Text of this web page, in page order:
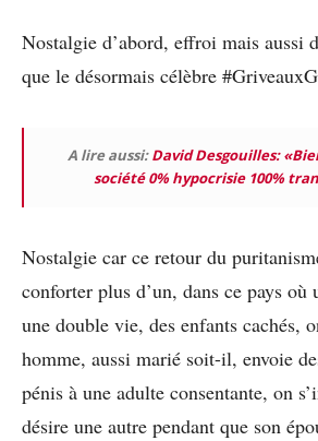
Nostalgie d’abord, effroi mais aussi
que le désormais célèbre
A lire aussi:David Desgouilles:
société 0% hypocrisie 100%
Nostalgie car ce retour du
conforter plus d’un, dans ce pays où
une double vie, des enfants cachés,
homme, aussi marié soit-il, envoie
pénis à une adulte consentante, on
désire une autre pendant que son